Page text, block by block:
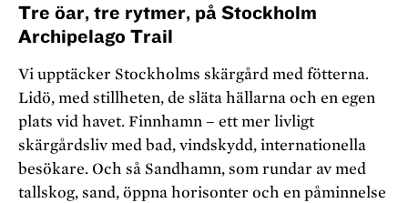
Tre öar, tre rytmer, på Stockholm
Archipelago Trail
Vi upptäcker Stockholms skärgård med fötterna.
Lidö, med stillheten, de släta hällarna och en egen
plats vid havet. Finnhamn – ett mer livligt
skärgårdsliv med bad, vindskydd, internationella
besökare. Och så Sandhamn, som rundar av med
tallskog, sand, öppna horisonter och en påminnelse